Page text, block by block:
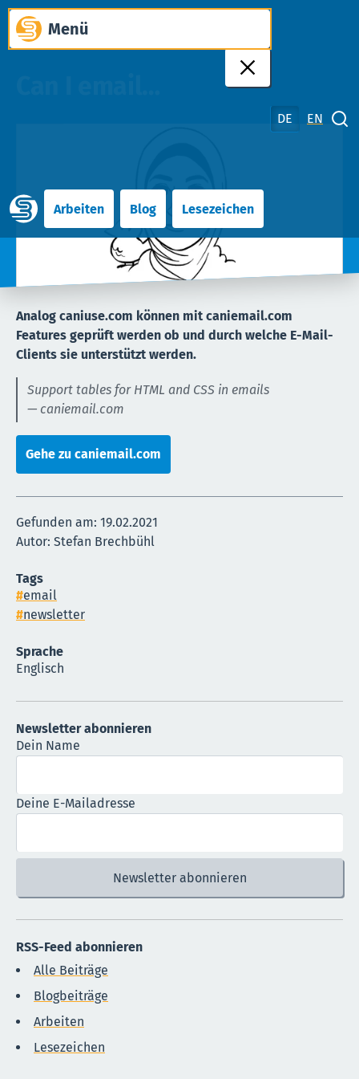
Zum
Inhalt
springen
Menü
Arbeiten Blog Lesezeichen
DE EN
Analog caniuse.com können mit caniemail.com
Features geprüft werden ob und durch welche E-Mail-
Clients sie unterstützt werden.
Support tables for HTML and CSS in emails
— caniemail.com
Gehe zu caniemail.com
Gefunden am: 19.02.2021
Autor: Stefan Brechbühl
Tags
email
newsletter
Sprache
Englisch
Newsletter abonnieren
Dein Name
Deine E-Mailadresse
RSS-Feed abonnieren
Alle Beiträge
Blogbeiträge
Arbeiten
Lesezeichen